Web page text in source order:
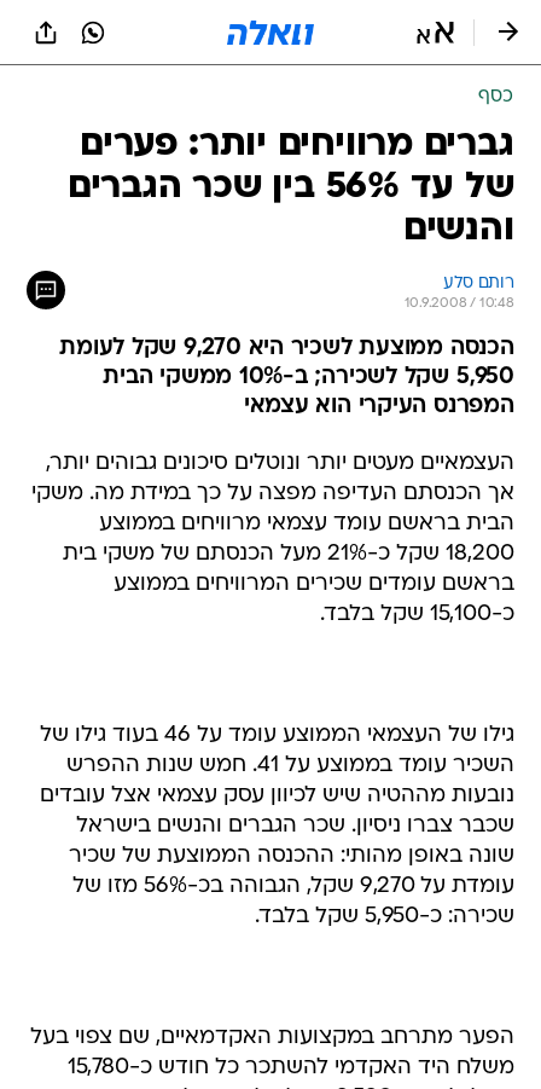
כסף
גברים מרוויחים יותר: פערים
של עד 56% בין שכר הגברים
והנשים
רותם סלע
10.9.2008 / 10:48
הכנסה ממוצעת לשכיר היא 9,270 שקל לעומת
5,950 שקל לשכירה; ב-10% ממשקי הבית
המפרנס העיקרי הוא עצמאי
העצמאיים מעטים יותר ונוטלים סיכונים גבוהים יותר,
אך הכנסתם העדיפה מפצה על כך במידת מה. משקי
הבית בראשם עומד עצמאי מרוויחים בממוצע
18,200 שקל כ-21% מעל הכנסתם של משקי בית
בראשם עומדים שכירים המרוויחים בממוצע
כ-15,100 שקל בלבד.
גילו של העצמאי הממוצע עומד על 46 בעוד גילו של
השכיר עומד בממוצע על 41. חמש שנות ההפרש
נובעות מההטיה שיש לכיוון עסק עצמאי אצל עובדים
שכבר צברו ניסיון. שכר הגברים והנשים בישראל
שונה באופן מהותי: ההכנסה הממוצעת של שכיר
עומדת על 9,270 שקל, הגבוהה בכ-56% מזו של
שכירה: כ-5,950 שקל בלבד.
הפער מתרחב במקצועות האקדמאיים, שם צפוי בעל
משלח היד האקדמי להשתכר כל חודש כ-15,780